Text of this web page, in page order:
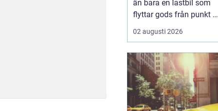
än bara en lastbil som
flyttar gods från punkt A
till punkt B. För många
företag är den en
verksamheten ett nav
som påverkar
kundnöjdhet, lönsamhet
och miljöpåverkan. ...
02 augusti 2026